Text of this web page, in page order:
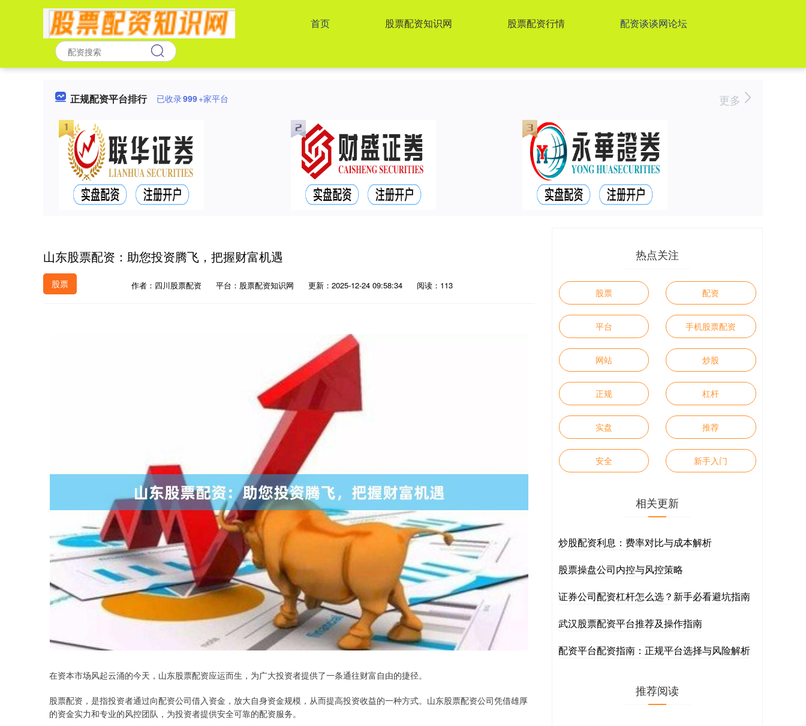
首页 股票配资知识网 股票配资行情 配资谈谈网论坛
正规配资平台排行 已收录999+家平台 更多
山东股票配资：助您投资腾飞，把握财富机遇
股票 作者：四川股票配资 平台：股票配资知识网 更新：2025-12-24 09:58:34 阅读：113
在资本市场风起云涌的今天，山东股票配资应运而生，为广大投资者提供了一条通往财富自由的捷径。
股票配资，是指投资者通过向配资公司借入资金，放大自身资金规模，从而提高投资收益的一种方式。山东股票配资公司凭借雄厚
的资金实力和专业的风控团队，为投资者提供安全可靠的配资服务。
热点关注
股票 配资
平台 手机股票配资
网站 炒股
正规 杠杆
实盘 推荐
安全 新手入门
相关更新
炒股配资利息：费率对比与成本解析
股票操盘公司内控与风控策略
证券公司配资杠杆怎么选？新手必看避坑指南
武汉股票配资平台推荐及操作指南
配资平台配资指南：正规平台选择与风险解析
推荐阅读